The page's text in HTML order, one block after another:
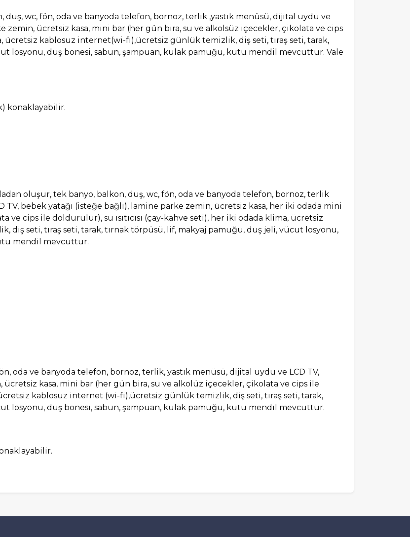
wc, fön, oda ve banyoda telefon, bornoz, terlik ,yastık menüsü, dijital uydu ve
zemin, ücretsiz kasa, mini bar (her gün bira, su ve alkolsüz içecekler, çikolata ve cips
ücretsiz kablosuz internet(wi-fi),ücretsiz günlük temizlik, diş seti, tıraş seti, tarak,
losyonu, duş bonesi, sabun, şampuan, kulak pamuğu, kutu mendil mevcuttur. Vale
konaklayabilir.
oluşur, tek banyo, balkon, duş, wc, fön, oda ve banyoda telefon, bornoz, terlik
bebek yatağı (isteğe bağlı), lamine parke zemin, ücretsiz kasa, her iki odada mini
cips ile doldurulur), su ısıtıcısı (çay-kahve seti), her iki odada klima, ücretsiz
seti, tıraş seti, tarak, tırnak törpüsü, lif, makyaj pamuğu, duş jeli, vücut losyonu,
mendil mevcuttur.
oda ve banyoda telefon, bornoz, terlik, yastık menüsü, dijital uydu ve LCD TV,
ücretsiz kasa, mini bar (her gün bira, su ve alkolüz içecekler, çikolata ve cips ile
ücretsiz kablosuz internet (wi-fi),ücretsiz günlük temizlik, diş seti, tıraş seti, tarak,
losyonu, duş bonesi, sabun, şampuan, kulak pamuğu, kutu mendil mevcuttur.